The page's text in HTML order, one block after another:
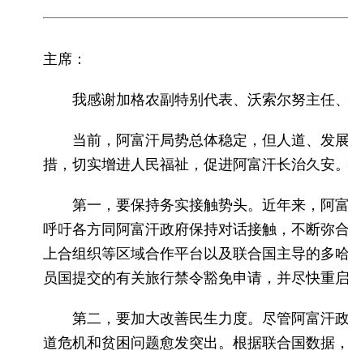
主席：
我感谢加格农副特别代表、沃索尔努主任
当前，阿富汗局势总体稳定，但人道、发
措，切实增进人民福祉，促进阿富汗长治久安
第一，要保持务实接触势头。近年来，阿
呼吁各方同阿富汗政府保持对话接触，不断弥
上合组织等区域合作平台以及联合国主导的多
员国提交的有关旅行禁令豁免申请，并尽快重
第二，要加大改善民生力度。尽管阿富汗
道危机和贫困问题愈发突出。根据联合国数据